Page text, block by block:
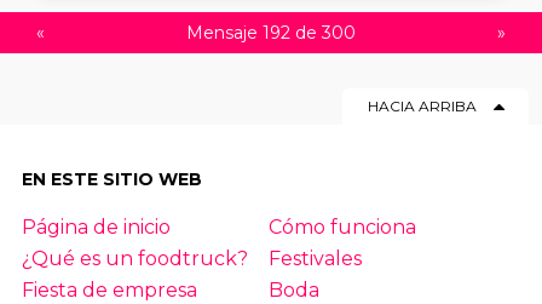
« Mensaje 192 de 300 »
HACIA ARRIBA
EN ESTE SITIO WEB
Página de inicio
Cómo funciona
¿Qué es un foodtruck?
Festivales
Fiesta de empresa
Boda